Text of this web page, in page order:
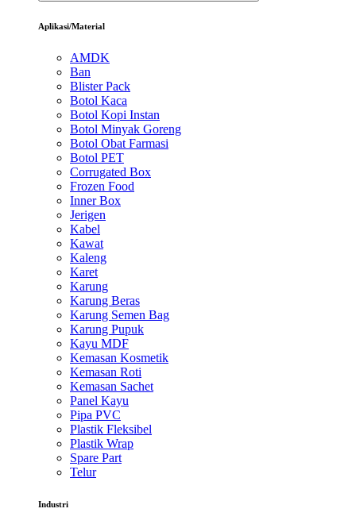
Aplikasi/Material
AMDK
Ban
Blister Pack
Botol Kaca
Botol Kopi Instan
Botol Minyak Goreng
Botol Obat Farmasi
Botol PET
Corrugated Box
Frozen Food
Inner Box
Jerigen
Kabel
Kawat
Kaleng
Karet
Karung
Karung Beras
Karung Semen Bag
Karung Pupuk
Kayu MDF
Kemasan Kosmetik
Kemasan Roti
Kemasan Sachet
Panel Kayu
Pipa PVC
Plastik Fleksibel
Plastik Wrap
Spare Part
Telur
Industri